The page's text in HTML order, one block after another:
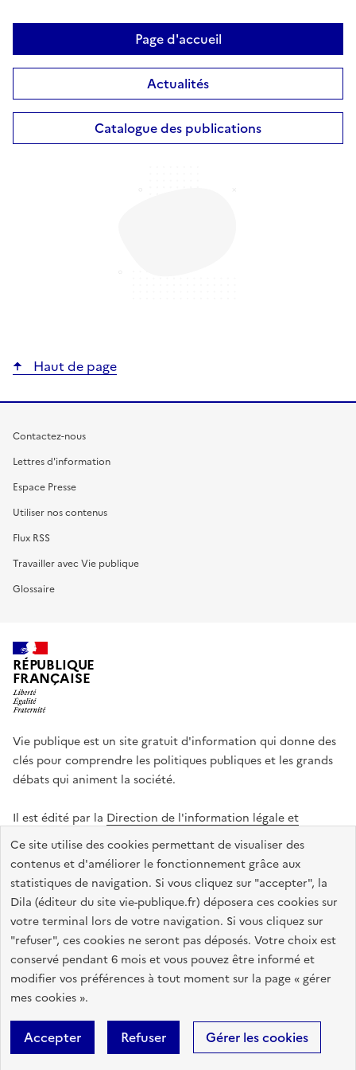
Ce site utilise des cookies permettant de visualiser des
contenus et d'améliorer le fonctionnement grâce aux
statistiques de navigation. Si vous cliquez sur "accepter", la
Dila (éditeur du site vie-publique.fr) déposera ces cookies sur
votre terminal lors de votre navigation. Si vous cliquez sur
"refuser", ces cookies ne seront pas déposés. Votre choix est
conservé pendant 6 mois et vous pouvez être informé et
modifier vos préférences à tout moment sur la page « gérer
mes cookies ».
Accepter Refuser Gérer les cookies
Page d'accueil
Actualités
Catalogue des publications
Haut de page
Contactez-nous
Lettres d'information
Espace Presse
Utiliser nos contenus
Flux RSS
Travailler avec Vie publique
Glossaire
RÉPUBLIQUE
FRANÇAISE
Vie publique est un site gratuit d'information qui donne des
clés pour comprendre les politiques publiques et les grands
débats qui animent la société.
Il est édité par la Direction de l'information légale et
administrative
legifrance.gouv.fr info.gouv.fr
data.gouv.fr
service-public.gouv.fr
Accessibilité : totalement conforme
Données personnelles
Sauf mention contraire, tous les textes de ce site sont sous